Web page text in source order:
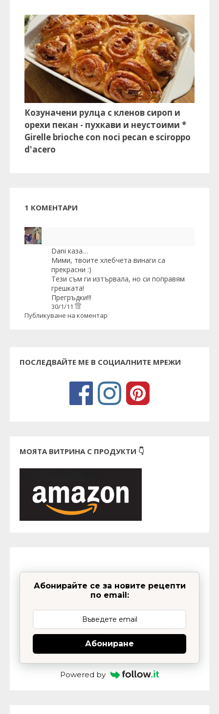
Козуначени рулца с кленов сироп и
орехи пекан - пухкави и неустоими *
Girelle brioche con noci pecan e sciroppo
d'acero
1 КОМЕНТАРИ
Dani каза…
Мими, твоите хлебчета винаги са
прекрасни :)
Тези съм ги изтървала, но си поправям
грешката!
Прегръдки!!!
30/1/11
Публикуване на коментар
ПОСЛЕДВАЙТЕ МЕ В СОЦИАЛНИТЕ МРЕЖИ
МОЯТА ВИТРИНА С ПРОДУКТИ 👇
Абонирайте се за новите рецепти
по email:
Абониране
Powered by